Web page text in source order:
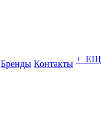
Бренды Контакты +